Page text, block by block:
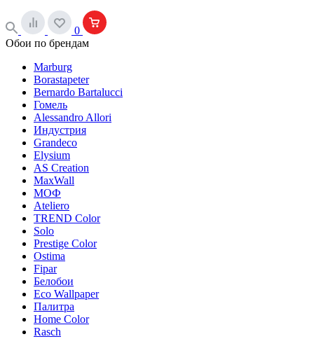
0
Обои по брендам
Marburg
Borastapeter
Bernardo Bartalucci
Гомель
Alessandro Allori
Индустрия
Grandeco
Elysium
AS Creation
MaxWall
МОФ
Ateliero
TREND Color
Solo
Prestige Color
Ostima
Fipar
Белобои
Eco Wallpaper
Палитра
Home Color
Rasch